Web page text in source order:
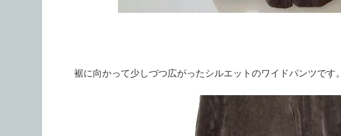
裾に向かって少しづつ広がったシルエットのワイドパンツです。